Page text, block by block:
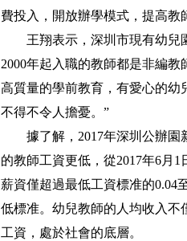
費投入，開放辦學模式，提高
王翔表示，深圳市現有幼兒園
2000年起入職的教師都是非編
高質量的學前教育，有愛心的幼
不得不令人擔憂。”
據了解，2017年深圳公辦園
的教師工資更低，從2017年6月
薪資僅超過最低工資標准的0.04
低標准。幼兒教師的人均收入不
工資，處於社會的底層。